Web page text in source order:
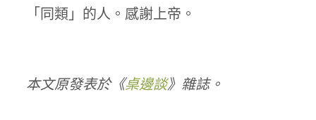
「同類」的人。感謝上帝。
本文原發表於《桌邊談》雜誌。